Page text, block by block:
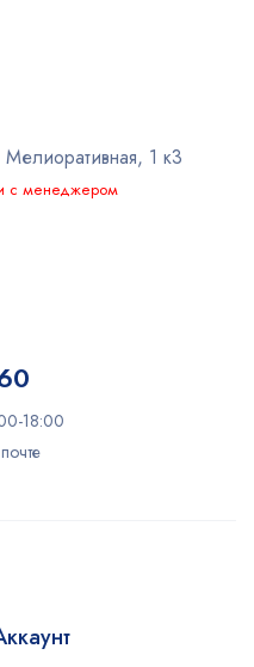
Мелиоративная, 1 к3
с менеджером
18:00